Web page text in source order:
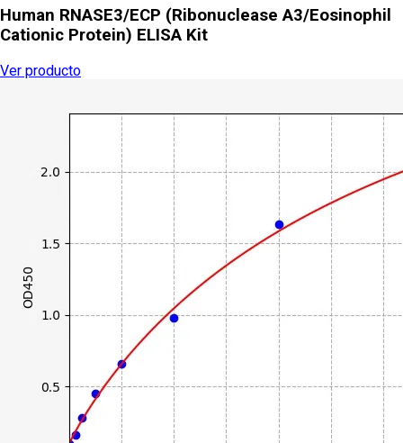
Human RNASE3/ECP (Ribonuclease A3/Eosinophil
Cationic Protein) ELISA Kit
Ver producto